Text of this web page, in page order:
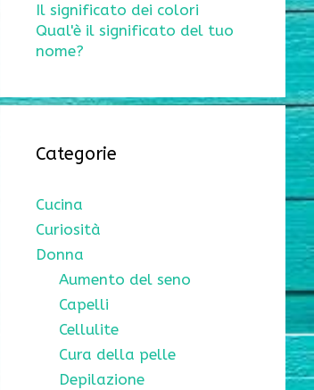
Il significato dei colori
Qual'è il significato del tuo
nome?
Categorie
Cucina
Curiosità
Donna
Aumento del seno
Capelli
Cellulite
Cura della pelle
Depilazione